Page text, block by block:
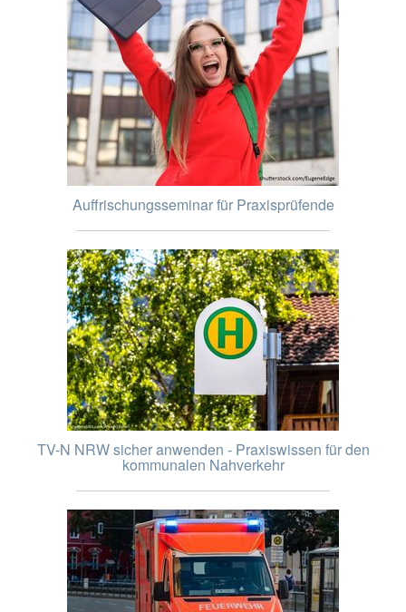
Auffrischungsseminar für Praxisprüfende
TV-N NRW sicher anwenden - Praxiswissen für den
kommunalen Nahverkehr